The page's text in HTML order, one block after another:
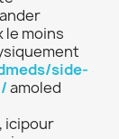
moins
side-
amoled
icipour